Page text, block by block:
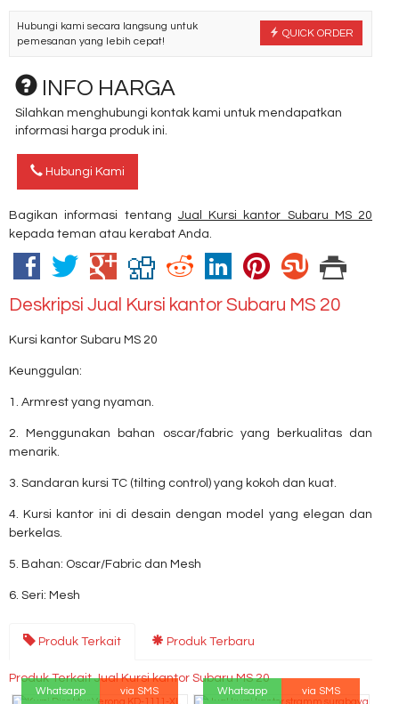
QUICK ORDER
Hubungi kami secara langsung untuk
pemesanan yang lebih cepat!
INFO HARGA
Silahkan menghubungi kontak kami untuk mendapatkan
informasi harga produk ini.
Hubungi Kami
Bagikan informasi tentang Jual Kursi kantor Subaru MS 20
kepada teman atau kerabat Anda.
Deskripsi Jual Kursi kantor Subaru MS 20
Kursi kantor Subaru MS 20
Keunggulan:
1. Armrest yang nyaman.
2. Menggunakan bahan oscar/fabric yang berkualitas dan
menarik.
3. Sandaran kursi TC (tilting control) yang kokoh dan kuat.
4. Kursi kantor ini di desain dengan model yang elegan dan
berkelas.
5. Bahan: Oscar/Fabric dan Mesh
6. Seri: Mesh
Produk Terkait Produk Terbaru
Produk Terkait Jual Kursi kantor Subaru MS 20
Whatsapp via SMS Whatsapp via SMS